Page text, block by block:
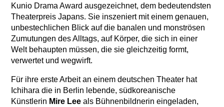
Kunio Drama Award ausgezeichnet, dem bedeutendsten
Theaterpreis Japans. Sie inszeniert mit einem genauen,
unbestechlichen Blick auf die banalen und monströsen
Zumutungen des Alltags, auf Körper, die sich in einer
Welt behaupten müssen, die sie gleichzeitig formt,
verwertet und wegwirft.
Für ihre erste Arbeit an einem deutschen Theater hat
Ichihara die in Berlin lebende, südkoreanische
Künstlerin Mire Leeals Bühnenbildnerin eingeladen,